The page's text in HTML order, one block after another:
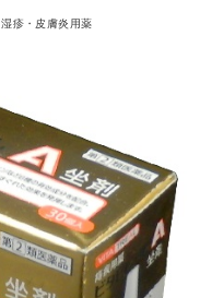
湿疹・皮膚炎用薬